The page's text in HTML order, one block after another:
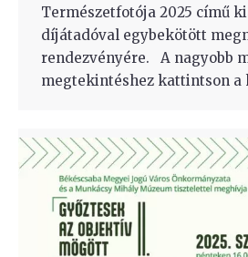
Természetfotója 2025 című
díjátadóval egybekötött
rendezvényére. A nagyobb
megtekintéshez kattintson a